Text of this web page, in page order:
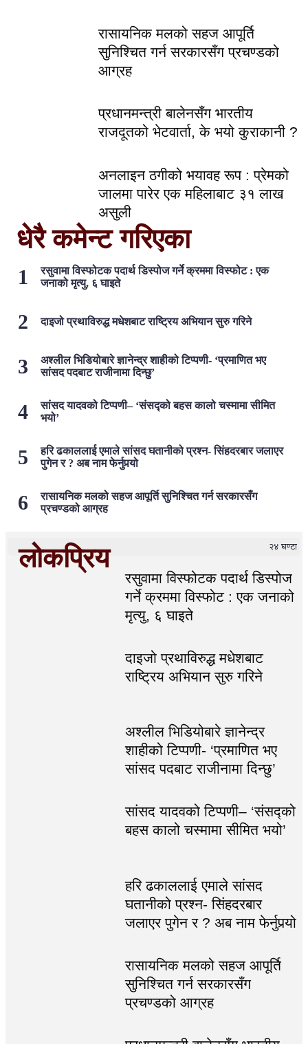
रासायनिक मलको सहज आपूर्ति
सुनिश्चित गर्न सरकारसँग प्रचण्डको
आग्रह
प्रधानमन्त्री बालेनसँग भारतीय
राजदूतको भेटवार्ता, के भयो कुराकानी ?
अनलाइन ठगीको भयावह रूप : प्रेमको
जालमा पारेर एक महिलाबाट ३१ लाख
असुली
धेरै कमेन्ट गरिएका
रसुवामा विस्फोटक पदार्थ डिस्पोज गर्ने क्रममा विस्फोट : एक
जनाको मृत्यु, ६ घाइते
दाइजो प्रथाविरुद्ध मधेशबाट राष्ट्रिय अभियान सुरु गरिने
अश्लील भिडियोबारे ज्ञानेन्द्र शाहीको टिप्पणी- ‘प्रमाणित भए
सांसद पदबाट राजीनामा दिन्छु’
सांसद यादवको टिप्पणी– ‘संसद्को बहस कालो चस्मामा सीमित
भयो’
हरि ढकाललाई एमाले सांसद घतानीको प्रश्न- सिंहदरबार जलाएर
पुगेन र ? अब नाम फेर्नुपर्‍यो
रासायनिक मलको सहज आपूर्ति सुनिश्चित गर्न सरकारसँग
प्रचण्डको आग्रह
लोकप्रिय २४ घण्टा
रसुवामा विस्फोटक पदार्थ डिस्पोज
गर्ने क्रममा विस्फोट : एक जनाको
मृत्यु, ६ घाइते
दाइजो प्रथाविरुद्ध मधेशबाट
राष्ट्रिय अभियान सुरु गरिने
अश्लील भिडियोबारे ज्ञानेन्द्र
शाहीको टिप्पणी- ‘प्रमाणित भए
सांसद पदबाट राजीनामा दिन्छु’
सांसद यादवको टिप्पणी– ‘संसद्को
बहस कालो चस्मामा सीमित भयो’
हरि ढकाललाई एमाले सांसद
घतानीको प्रश्न- सिंहदरबार
जलाएर पुगेन र ? अब नाम फेर्नुपर्‍यो
रासायनिक मलको सहज आपूर्ति
सुनिश्चित गर्न सरकारसँग
प्रचण्डको आग्रह